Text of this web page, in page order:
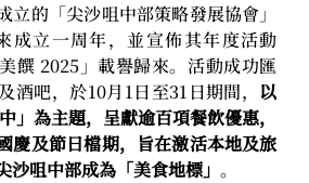
立的「尖沙咀中部策略發展協會」
成立一周年，並宣佈其年度活動
饌 2025」載譽歸來。活動成功匯
酒吧，於10月1日至31日期間， 以
」為主題，呈獻逾百項餐飲優惠，
慶及節日檔期，旨在激活本地及旅
沙咀中部成為「美食地標」 。